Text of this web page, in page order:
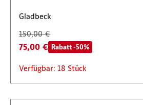
Gladbeck
150,00 €
75,00 € Rabatt -50%
Verfügbar: 18 Stück